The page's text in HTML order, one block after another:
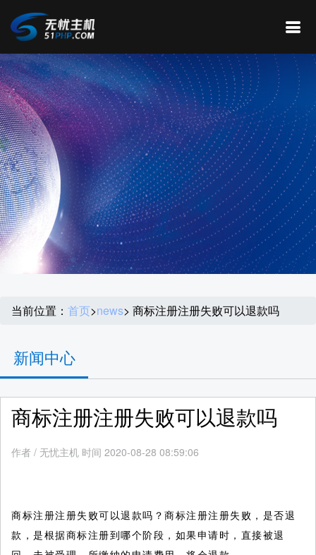
当前位置： 首页>news> 商标注册注册失败可以退款吗
新闻中心
商标注册注册失败可以退款吗
作者 / 无忧主机 时间 2020-08-28 08:59:06
商标注册注册失败可以退款吗？商标注册注册失败，是否退
款，是根据商标注册到哪个阶段，如果申请时，直接被退